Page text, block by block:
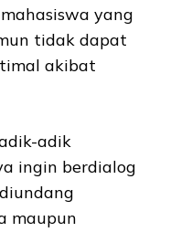
yang
tidak dapat
akibat
adik
ingin berdialog
maupun